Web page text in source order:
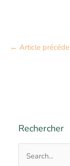
← Article
Rechercher